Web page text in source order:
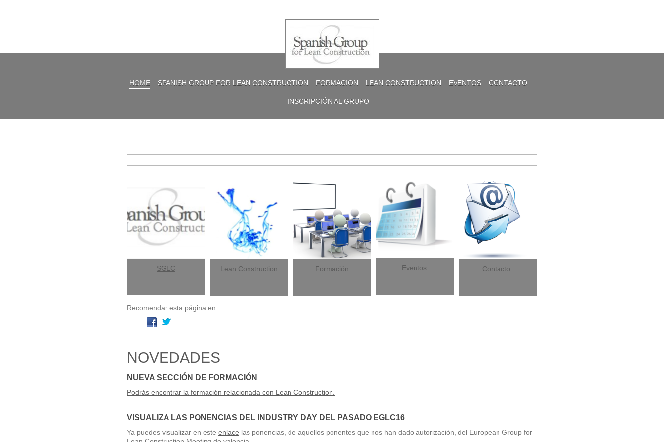
HOME SPANISH GROUP FOR LEAN CONSTRUCTION FORMACION LEAN CONSTRUCTION EVENTOS CONTACTO
INSCRIPCIÓN AL GRUPO
SGLC Lean Construction Formación Eventos Contacto
Recomendar esta página en:
NOVEDADES
NUEVA SECCIÓN DE FORMACIÓN
Podrás encontrar la formación relacionada con Lean Construction.
VISUALIZA LAS PONENCIAS DEL INDUSTRY DAY DEL PASADO EGLC16
Ya puedes visualizar en este enlace las ponencias, de aquellos ponentes que nos han dado autorización, del European Group for